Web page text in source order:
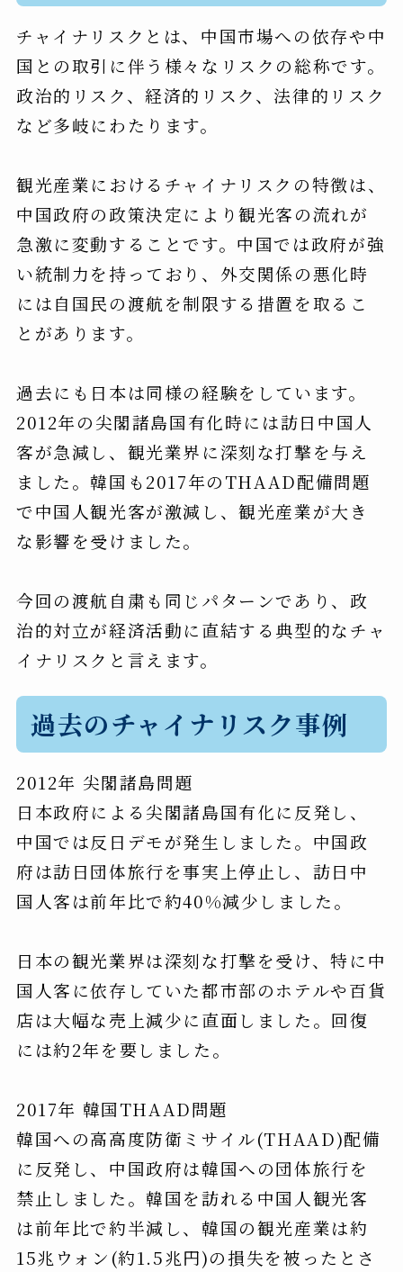
チャイナリスクとは、中国市場への依存や中
国との取引に伴う様々なリスクの総称です。
政治的リスク、経済的リスク、法律的リスク
など多岐にわたります。
観光産業におけるチャイナリスクの特徴は、
中国政府の政策決定により観光客の流れが
急激に変動することです。中国では政府が強
い統制力を持っており、外交関係の悪化時
には自国民の渡航を制限する措置を取るこ
とがあります。
過去にも日本は同様の経験をしています。
2012年の尖閣諸島国有化時には訪日中国人
客が急減し、観光業界に深刻な打撃を与え
ました。韓国も2017年のTHAAD配備問題
で中国人観光客が激減し、観光産業が大き
な影響を受けました。
今回の渡航自粛も同じパターンであり、政
治的対立が経済活動に直結する典型的なチャ
イナリスクと言えます。
過去のチャイナリスク事例
2012年 尖閣諸島問題
日本政府による尖閣諸島国有化に反発し、
中国では反日デモが発生しました。中国政
府は訪日団体旅行を事実上停止し、訪日中
国人客は前年比で約40%減少しました。
日本の観光業界は深刻な打撃を受け、特に中
国人客に依存していた都市部のホテルや百貨
店は大幅な売上減少に直面しました。回復
には約2年を要しました。
2017年 韓国THAAD問題
韓国への高高度防衛ミサイル(THAAD)配備
に反発し、中国政府は韓国への団体旅行を
禁止しました。韓国を訪れる中国人観光客
は前年比で約半減し、韓国の観光産業は約
15兆ウォン(約1.5兆円)の損失を被ったとさ